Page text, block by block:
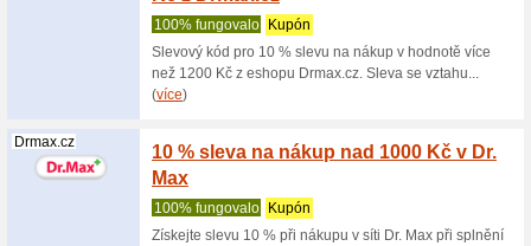
Adresa: Luženská 2725, Rakovník
Drmax.cz 25 %